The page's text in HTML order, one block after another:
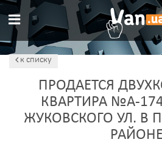
к списку
ПРОДАЕТСЯ
КВАРТИРА №A-
ЖУКОВСКОГО УЛ. В
РАЙОНЕ